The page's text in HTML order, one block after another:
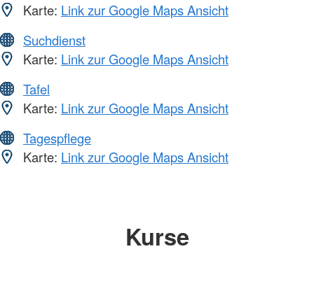
Karte: Link zur Google Maps Ansicht
Suchdienst
Karte: Link zur Google Maps Ansicht
Tafel
Karte: Link zur Google Maps Ansicht
Tagespflege
Karte: Link zur Google Maps Ansicht
Kurse